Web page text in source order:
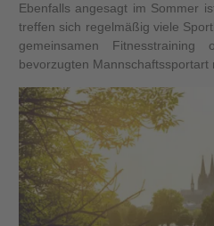
Ebenfalls angesagt im Sommer
treffen sich regelmäßig viele
gemeinsamen
bevorzugten Mannschaftssportart